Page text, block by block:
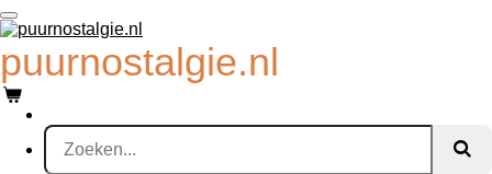
Ga
direct
naar
de
hoofdinhoud
puurnostalgie.nl